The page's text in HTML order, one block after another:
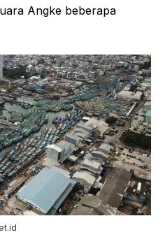
Angke beberapa